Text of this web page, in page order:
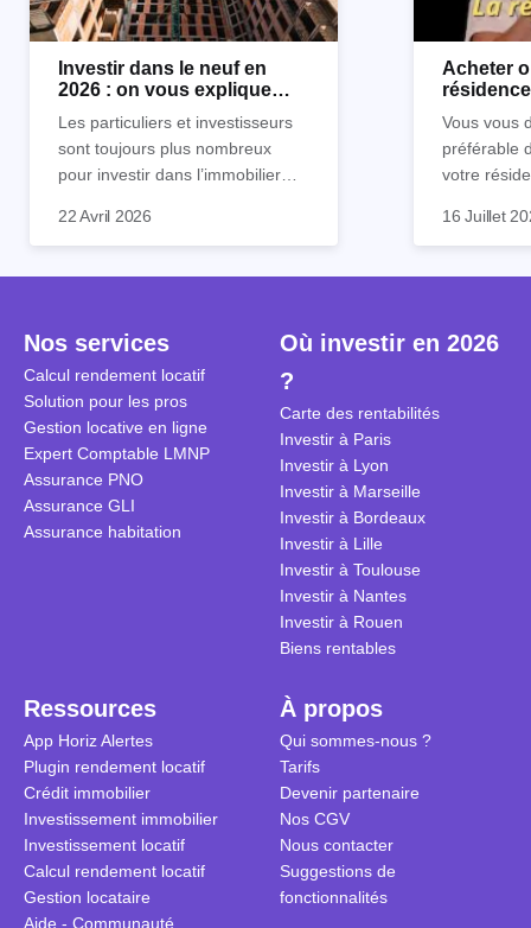
Investir dans le neuf en
2026 : on vous explique
Les particuliers et investisseurs
sont toujours plus nombreux
pour investir dans l’immobilier
nombreux avantages à choisir ce
expliquons tout dans cet article.
22 Avril 2026
Acheter
Vous vous
préférable
votre
pour
la règle
secondes
fenêtres"
sécuriser
16 Juillet
Nos services
Calcul rendement locatif
Solution pour les pros
Gestion locative en ligne
Expert Comptable LMNP
Assurance PNO
Assurance GLI
Assurance habitation
Où investir en 2026
?
Carte des rentabilités
Investir à Paris
Investir à Lyon
Investir à Marseille
Investir à Bordeaux
Investir à Lille
Investir à Toulouse
Investir à Nantes
Investir à Rouen
Biens rentables
Ressources
App Horiz Alertes
Plugin rendement locatif
Crédit immobilier
Investissement immobilier
Investissement locatif
Calcul rendement locatif
Gestion locataire
Aide - Communauté
À propos
Qui sommes-nous ?
Tarifs
Devenir partenaire
Nos CGV
Nous contacter
Suggestions de
fonctionnalités